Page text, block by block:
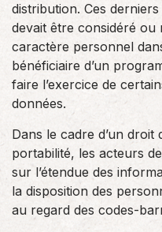
distribution. Ces
devait être considéré ou
caractère personnel
bénéficiaire d’un
faire l’exercice de
données.
Dans le cadre d’un droit
portabilité, les acteurs
sur l’étendue des
la disposition des
au regard des codes-